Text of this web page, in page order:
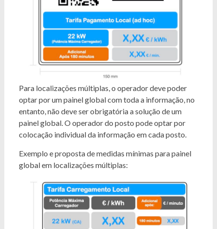
Para localizações múltiplas, o operador deve poder
optar por um painel global com toda a informação, no
entanto, não deve ser obrigatória a solução de um
painel global. O operador do posto pode optar por
colocação individual da informação em cada posto.
Exemplo e proposta de medidas mínimas para painel
global em localizações múltiplas: